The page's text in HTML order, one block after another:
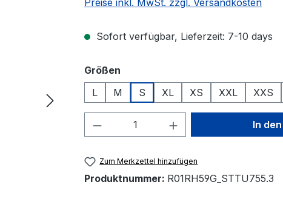
Preise inkl. MwSt. zzgl. Versandkosten
Sofort verfügbar, Lieferzeit: 7-10 days
Größen
L
M S XL XS XXL XXS
Produkt Anzahl: Gib den
In
Zum Merkzettel hinzufügen
Produktnummer: R01RH59G_STTU755.3